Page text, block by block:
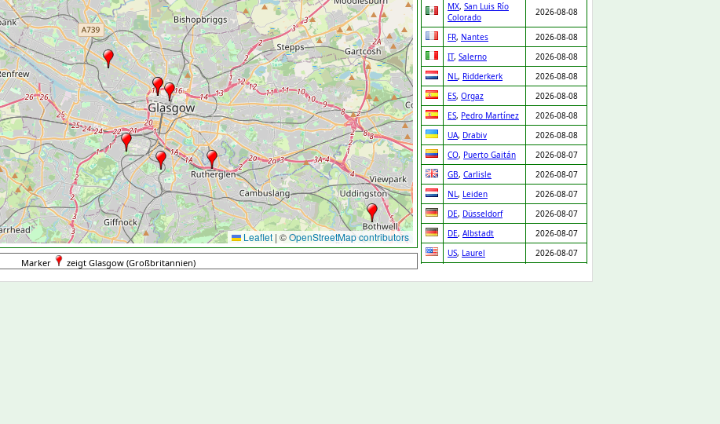
Leaflet | ©OpenStreetMap contributors
MX, San Luis Río
Colorado
2026-08-08
FR, Nantes
2026-08-08
IT, Salerno
2026-08-08
NL, Ridderkerk
2026-08-08
ES, Orgaz
2026-08-08
ES, Pedro Martínez
2026-08-08
UA, Drabiv
2026-08-08
CO, Puerto Gaitán
2026-08-07
GB, Carlisle
2026-08-07
NL, Leiden
2026-08-07
DE, Düsseldorf
2026-08-07
DE, Albstadt
2026-08-07
US, Laurel
2026-08-07
Marker zeigt Glasgow (Großbritannien)